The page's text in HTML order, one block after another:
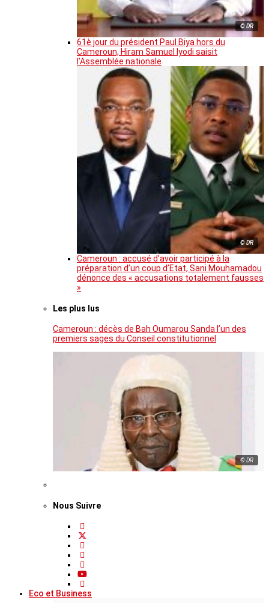
© DR
61è jour du président Paul Biya hors du
Cameroun, Hiram Samuel Iyodi saisit
l’Assemblée nationale
© DR
Cameroun : accusé d’avoir participé à la
préparation d’un coup d’Etat, Sani Mouhamadou
dénonce des « accusations totalement fausses
»
Les plus lus
Cameroun : décès de Bah Oumarou Sanda l’un des
premiers sages du Conseil constitutionnel
© DR
Nous Suivre
Eco et Business